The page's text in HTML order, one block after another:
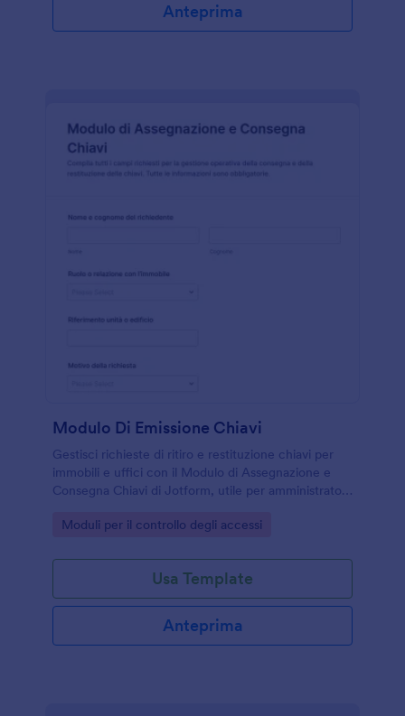
Anteprima
Modulo Di Emissione Chiavi
Gestisci richieste di ritiro e restituzione chiavi per
immobili e uffici con il Modulo di Assegnazione e
Consegna Chiavi di Jotform, utile per amministratori,
accessi e responsabilità.
Go to Category:
Moduli per il controllo degli accessi
Usa Template
Anteprima